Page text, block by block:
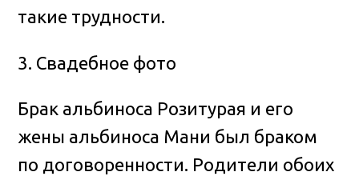
такие трудности.
3. Свадебное фото
Брак альбиноса Розитурая и его
жены альбиноса Мани был браком
по договоренности. Родители обоих